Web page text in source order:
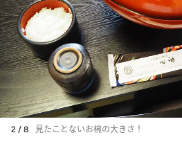
2 / 8 見たことないお椀の大きさ！